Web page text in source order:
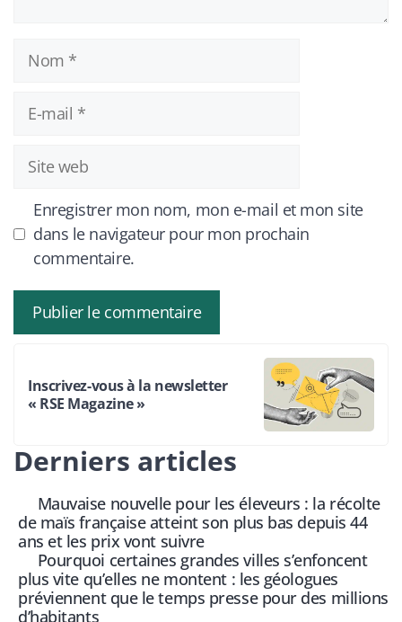
Nom
mail
Site
web
Enregistrer mon nom, mon e-mail et mon site
dans le navigateur pour mon prochain
commentaire.
Inscrivez-vous à la newsletter
« RSE Magazine »
Derniers articles
Mauvaise nouvelle pour les éleveurs : la récolte
de maïs française atteint son plus bas depuis 44
ans et les prix vont suivre
Pourquoi certaines grandes villes s’enfoncent
plus vite qu’elles ne montent : les géologues
préviennent que le temps presse pour des millions
d’habitants